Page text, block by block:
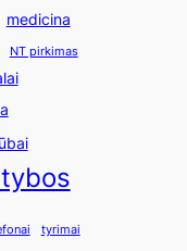
medicina
NT pirkimas
tyrimai